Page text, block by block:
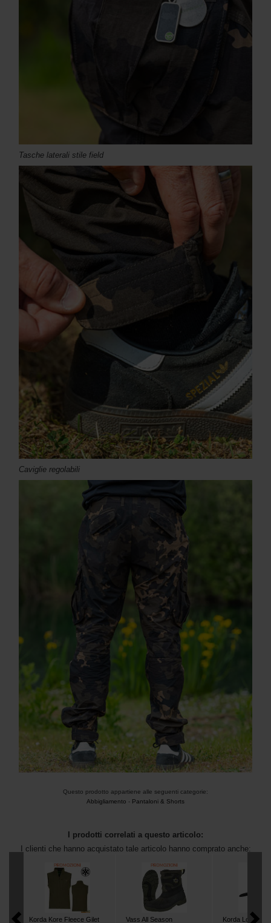
Tasche laterali stile field
Caviglie regolabili
Questo prodotto appartiene alle seguenti categorie:
Abbigliamento - Pantaloni & Shorts
I prodotti correlati a questo articolo:
I clienti che hanno acquistato tale articolo hanno comprato anche:
Korda Kore Fleece Gilet
Vass All Season
Korda Logo